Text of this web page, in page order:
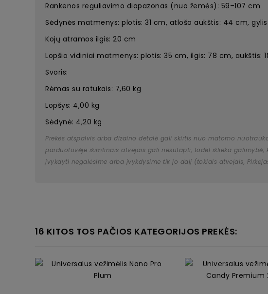
Rankenos reguliavimo diapazonas (nuo žemės): 59–107 cm
Sėdynės matmenys: plotis: 31 cm, atlošo aukštis: 44 cm,
Kojų atramos ilgis: 20 cm
Lopšio vidiniai matmenys: plotis: 35 cm, ilgis: 78 cm, aukštis:
Svoris:
Rėmas su ratukais: 7,60 kg
Lopšys: 4,00 kg
Sėdynė: 4,20 kg
Prekės atspalvis arba dizaino detalė gali skirtis nuo matomo
parduotuvėje išimtinais atvejais gali nesutapti, todėl išlieka
įvykdyti negalėsime arba įvykdysime tik jo dalį (tokiais atvejais,
16 KITOS TOS PAČIOS KATEGORIJOS PREKĖS: